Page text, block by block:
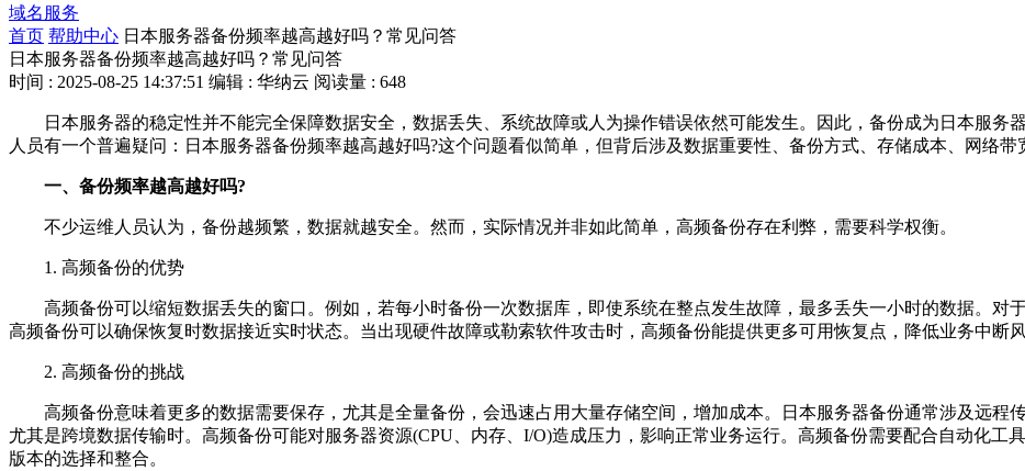
域名服务
首页 帮助中心 日本服务器备份频率越高越好吗？常见问答
日本服务器备份频率越高越好吗？常见问答
时间 : 2025-08-25 14:37:51 编辑 : 华纳云 阅读量 : 648
日本服务器的稳定性并不能完全保障数据安全，数据丢失、系统故障或人为操作错误依然可能发生。因此，备份成为日本服务
人员有一个普遍疑问：日本服务器备份频率越高越好吗?这个问题看似简单，但背后涉及数据重要性、备份方式、存储成本、网络带
一、备份频率越高越好吗?
不少运维人员认为，备份越频繁，数据就越安全。然而，实际情况并非如此简单，高频备份存在利弊，需要科学权衡。
1. 高频备份的优势
高频备份可以缩短数据丢失的窗口。例如，若每小时备份一次数据库，即使系统在整点发生故障，最多丢失一小时的数据。对
高频备份可以确保恢复时数据接近实时状态。当出现硬件故障或勒索软件攻击时，高频备份能提供更多可用恢复点，降低业务中断风
2. 高频备份的挑战
高频备份意味着更多的数据需要保存，尤其是全量备份，会迅速占用大量存储空间，增加成本。日本服务器备份通常涉及远程
尤其是跨境数据传输时。高频备份可能对服务器资源(CPU、内存、I/O)造成压力，影响正常业务运行。高频备份需要配合自动化工
版本的选择和整合。